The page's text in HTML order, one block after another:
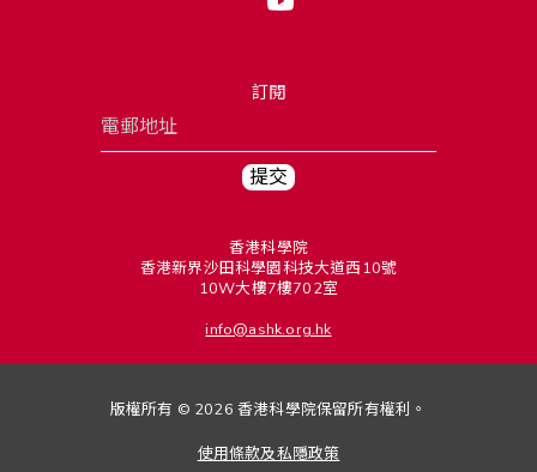
訂閱
香港科學院
香港新界沙田科學園科技大道西10號
10W大樓7樓702室
info@ashk.org.hk
版權所有 © 2026 香港科學院保留所有權利。
使用條款及私隱政策